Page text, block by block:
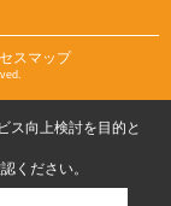
スマップ
ス向上検討を目的と
ください。